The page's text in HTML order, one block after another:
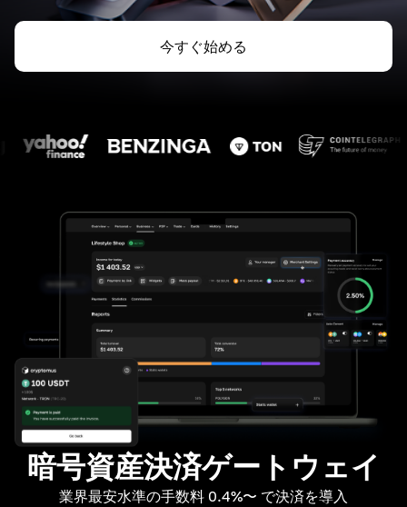
今すぐ始める
暗号資産決済ゲートウェイ
業界最安水準の手数料 0.4%〜 で決済を導入